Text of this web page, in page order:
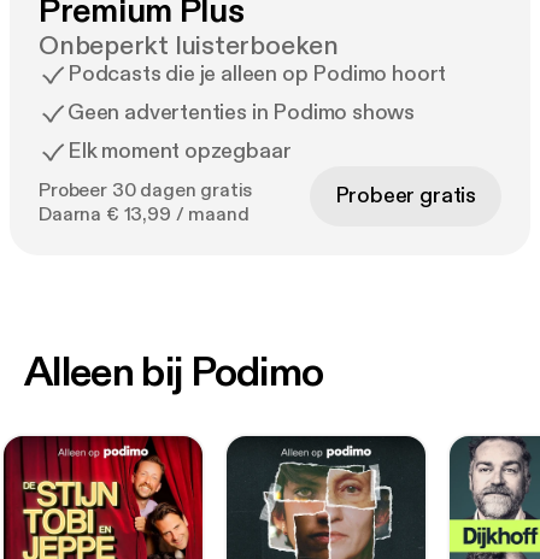
Premium Plus
Onbeperkt luisterboeken
Podcasts die je alleen op Podimo hoort
Geen advertenties in Podimo shows
Elk moment opzegbaar
Probeer 30 dagen gratis
Daarna € 13,99 / maand
Probeer gratis
Alleen bij Podimo